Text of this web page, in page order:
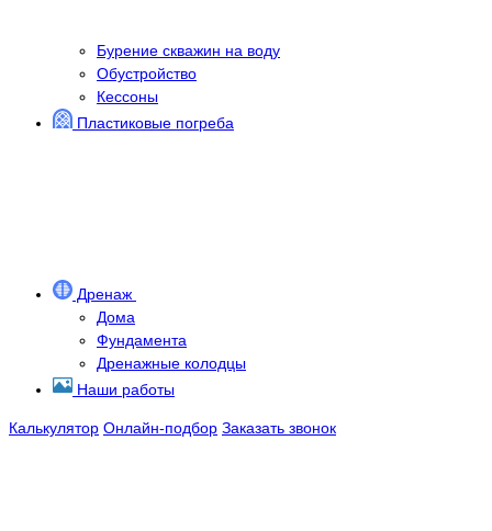
Бурение скважин на воду
Обустройство
Кессоны
Пластиковые погреба
Дренаж
Дома
Фундамента
Дренажные колодцы
Наши работы
Калькулятор Онлайн-подбор Заказать звонок